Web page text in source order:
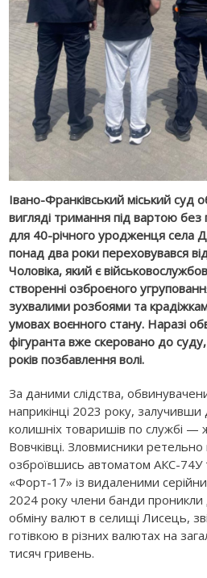
Івано-Франківський міський суд
вигляді тримання під вартою
для 40-річного уродженця села
понад два роки переховувався
Чоловіка, який є
створенні озброєного
зухвалими розбоями та
умовах воєнного стану. Наразі
фігуранта вже скеровано до
років позбавлення волі.
За даними слідства,
наприкінці 2023 року, залучивши
колишніх товаришів по службі —
Вовчківці. Зловмисники
озброївшись автоматом АКС-74У
«Форт-17» із видаленими
2024 року члени банди
обміну валют в селищі Лисець,
готівкою в різних валютах на
тисяч гривень.